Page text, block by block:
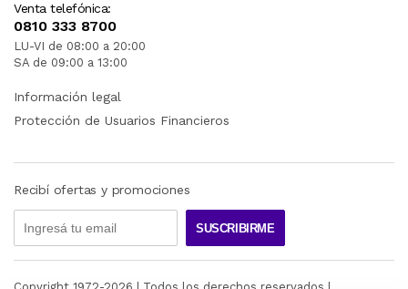
Venta telefónica:
0810 333 8700
LU-VI de 08:00 a 20:00
SA de 09:00 a 13:00
Información legal
Protección de Usuarios Financieros
Recibí ofertas y promociones
SUSCRIBIRME